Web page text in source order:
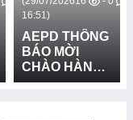
16:51)
AEPD THÔNG
BÁO MỜI
CHÀO HÀNG
CẠNH TRANH